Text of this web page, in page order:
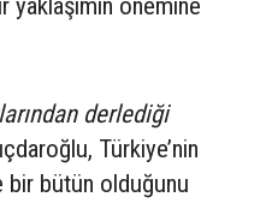
önemine
derlediği
Türkiye’nin
bir bütün olduğunu